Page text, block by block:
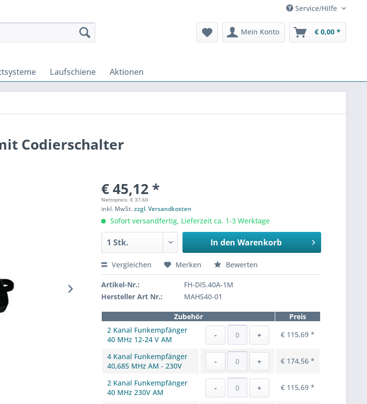
Service/Hilfe
Mein Konto € 0,00 *
Laufschiene Aktionen
Codierschalter
€ 45,12 *
Nettopreis: € 37,60
inkl. MwSt.zzgl. Versandkosten
Sofort versandfertig, Lieferzeit ca. 1-3 Werktage
In den Warenkorb
Vergleichen Merken Bewerten
Artikel-Nr.:
FH-DI5.40A-1M
Hersteller Art Nr.:
MAHS40-01
Zubehör
Preis
2 Kanal Funkempfänger
40 MHz 12-24 V AM
- + € 115,69 *
4 Kanal Funkempfänger
40,685 MHz AM - 230V
- + € 174,56 *
2 Kanal Funkempfänger
40 MHz 230V AM
- + € 115,69 *